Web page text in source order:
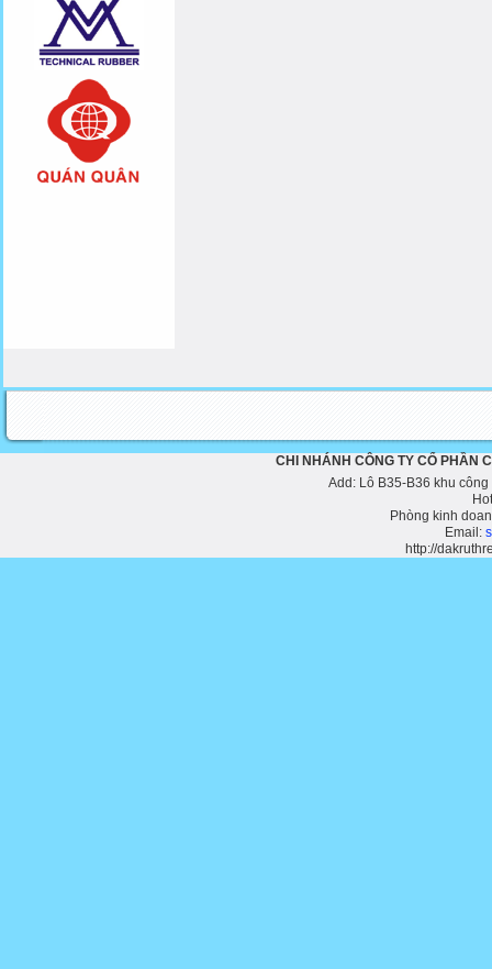
CHI NHÁNH CÔNG TY CỔ PHẦN
Add: Lô B35-B36 khu
Phòng kinh
Email:
http://